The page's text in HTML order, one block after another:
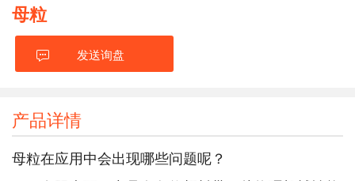
母粒
发送询盘
产品详情
母粒在应用中会出现哪些问题呢？